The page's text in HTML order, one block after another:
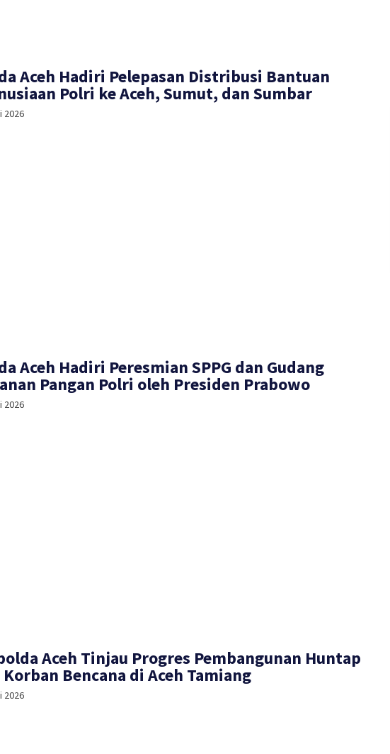
Aceh Hadiri Pelepasan Distribusi Bantuan
Polri ke Aceh, Sumut, dan Sumbar
2026
Aceh Hadiri Peresmian SPPG dan Gudang
Pangan Polri oleh Presiden Prabowo
2026
Aceh Tinjau Progres Pembangunan Huntap
Bencana di Aceh Tamiang
2026